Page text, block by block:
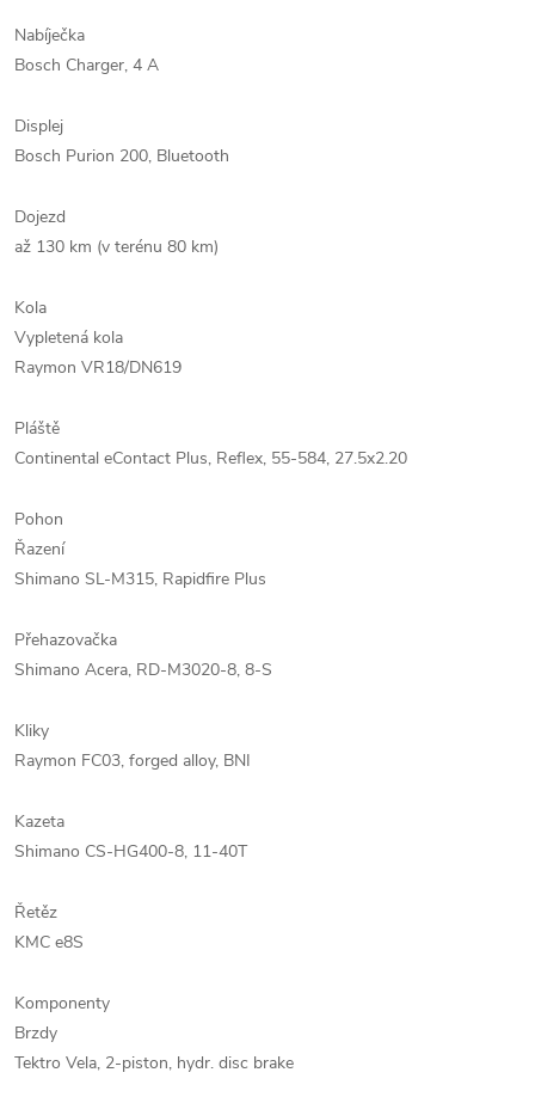
Nabíječka
Bosch Charger, 4 A
Displej
Bosch Purion 200, Bluetooth
Dojezd
až 130 km (v terénu 80 km)
Kola
Vypletená kola
Raymon VR18/DN619
Pláště
Continental eContact Plus, Reflex, 55-584, 27.5x2.20
Pohon
Řazení
Shimano SL-M315, Rapidfire Plus
Přehazovačka
Shimano Acera, RD-M3020-8, 8-S
Kliky
Raymon FC03, forged alloy, BNI
Kazeta
Shimano CS-HG400-8, 11-40T
Řetěz
KMC e8S
Komponenty
Brzdy
Tektro Vela, 2-piston, hydr. disc brake